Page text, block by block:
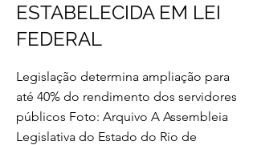
ESTABELECIDA EM LEI
FEDERAL
Legislação determina ampliação para
até 40% do rendimento dos servidores
públicos Foto: Arquivo A Assembleia
Legislativa do Estado do Rio de